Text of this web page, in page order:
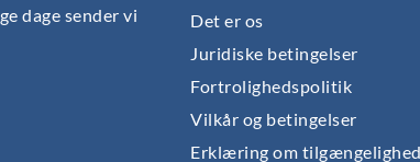
dage sender vi
Det er os
Juridiske betingelser
Fortrolighedspolitik
Vilkår og betingelser
Erklæring om tilgængelighed